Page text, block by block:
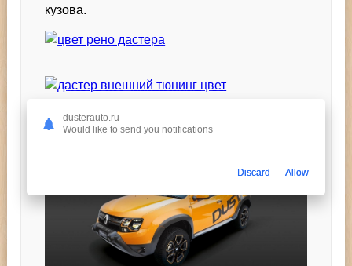
кузова.
dusterauto.ru
Would like to send you notifications
Discard Allow